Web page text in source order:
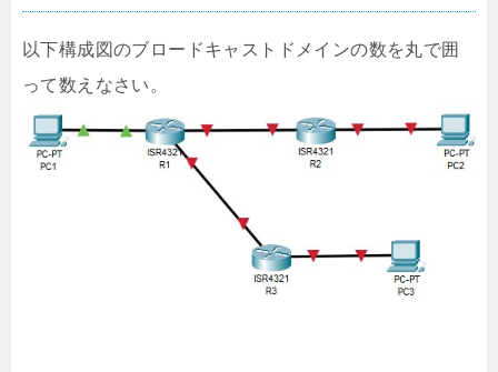
以下構成図のブロードキャストドメインの数を丸で囲
って数えなさい。